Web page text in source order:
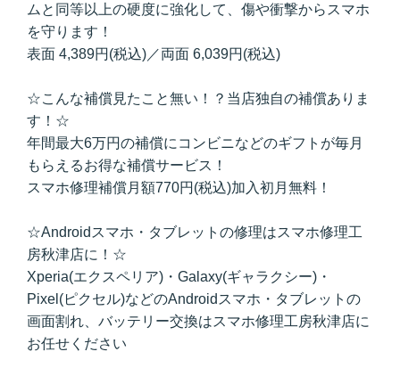
ムと同等以上の硬度に強化して、傷や衝撃からスマホ
を守ります！
表面 4,389円(税込)／両面 6,039円(税込)
☆こんな補償見たこと無い！？当店独自の補償ありま
す！☆
年間最大6万円の補償にコンビニなどのギフトが毎月
もらえるお得な補償サービス！
スマホ修理補償月額770円(税込)加入初月無料！
☆Androidスマホ・タブレットの修理はスマホ修理工
房秋津店に！☆
Xperia(エクスペリア)・Galaxy(ギャラクシー)・
Pixel(ピクセル)などのAndroidスマホ・タブレットの
画面割れ、バッテリー交換はスマホ修理工房秋津店に
お任せください